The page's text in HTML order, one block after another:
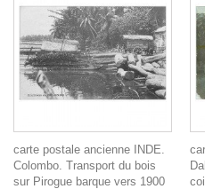
carte postale ancienne INDE.
Colombo. Transport du bois
sur Pirogue barque vers 1900